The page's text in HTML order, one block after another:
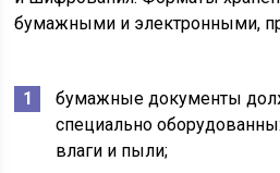
бумажными и электронными,
бумажные документы
специально
влаги и пыли;